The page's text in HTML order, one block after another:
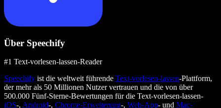
Über Speechify
#1 Text-vorlesen-lassen-Reader
Speechify ist die weltweit führende Text-vorlesen-lassen-Plattform,
der mehr als 50 Millionen Nutzer vertrauen und die von über
500.000 Fünf-Sterne-Bewertungen für die Text-vorlesen-lassen-
iOS-, Android-, Chrome-Erweiterung-, Web-App- und Mac-